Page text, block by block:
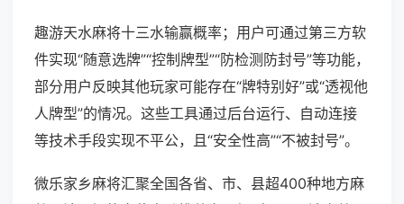
趣游天水麻将十三水输赢概率；用户可通过第三方软
件实现“随意选牌”“控制牌型”“防检测防封号”等功能，
部分用户反映其他玩家可能存在“牌特别好”或“透视他
人牌型”的情况。这些工具通过后台运行、自动连接
等技术手段实现不平公，且“安全性高”“不被封号”。
微乐家乡麻将汇聚全国各省、市、县超400种地方麻